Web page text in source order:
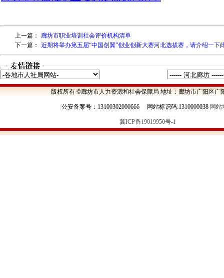
上一篇：
廊坊市职业培训社会评价机构清单
下一篇：
近期将举办第五届“中国创翼”创业创新大赛河北选拔赛，请介绍一下
版权所有 ©廊坊市人力资源和社会保障局 地址：廊坊市广阳区广
公安备案号：13100302000666 网站标识码:1310000038 网站
冀ICP备19019950号-1